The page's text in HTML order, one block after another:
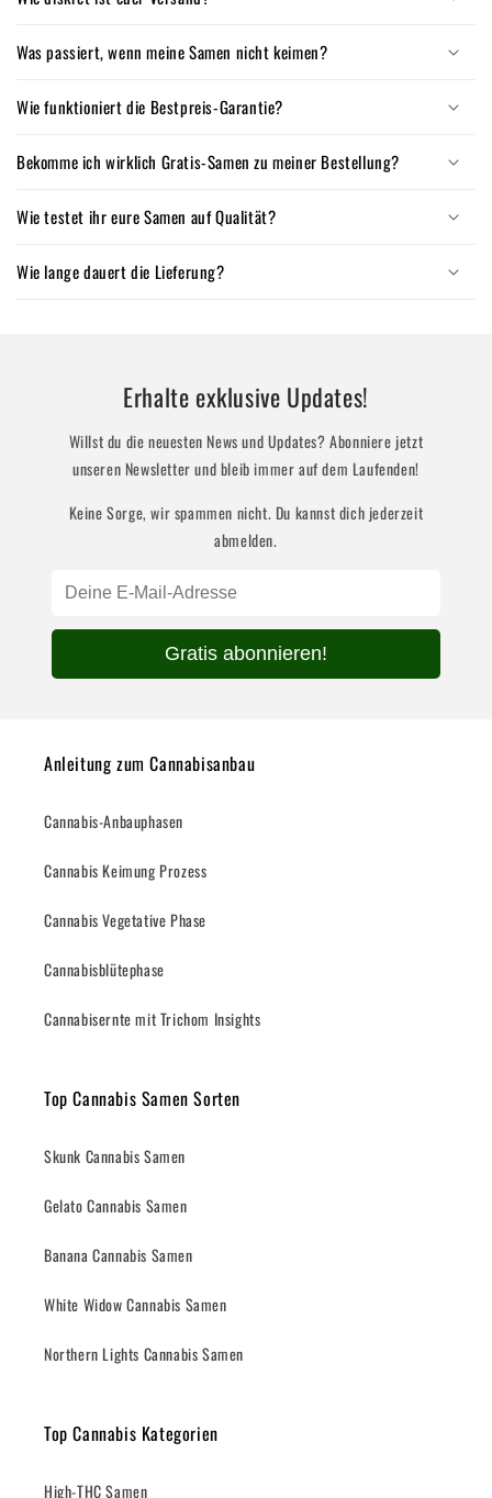
Was passiert, wenn meine Samen nicht keimen?
Wie funktioniert die Bestpreis-Garantie?
Bekomme ich wirklich Gratis-Samen zu meiner Bestellung?
Wie testet ihr eure Samen auf Qualität?
Wie lange dauert die Lieferung?
Erhalte exklusive Updates!
Willst du die neuesten News und Updates? Abonniere jetzt
unseren Newsletter und bleib immer auf dem Laufenden!
Keine Sorge, wir spammen nicht. Du kannst dich jederzeit
abmelden.
Gratis abonnieren!
Anleitung zum Cannabisanbau
Cannabis-Anbauphasen
Cannabis Keimung Prozess
Cannabis Vegetative Phase
Cannabisblütephase
Cannabisernte mit Trichom Insights
Top Cannabis Samen Sorten
Skunk Cannabis Samen
Gelato Cannabis Samen
Banana Cannabis Samen
White Widow Cannabis Samen
Northern Lights Cannabis Samen
Top Cannabis Kategorien
High-THC Samen